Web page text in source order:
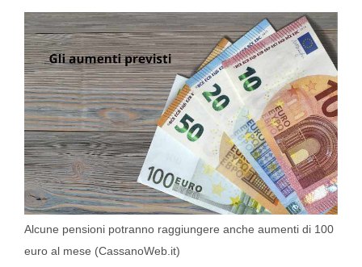
Alcune pensioni potranno raggiungere anche aumenti di 100
euro al mese (CassanoWeb.it)